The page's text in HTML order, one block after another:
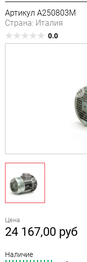
Артикул A250803M
Страна: Италия
0.0
Цена
24 167,00 руб
Наличие